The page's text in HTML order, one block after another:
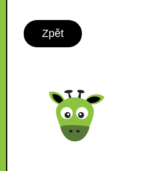
Zpět